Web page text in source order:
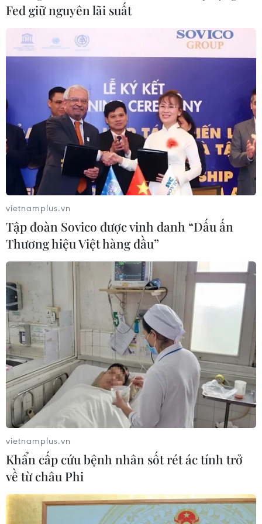
Fed giữ nguyên lãi suất
vietnamplus.vn
Tập đoàn Sovico được vinh danh “Dấu ấn
Thương hiệu Việt hàng đầu”
vietnamplus.vn
Khẩn cấp cứu bệnh nhân sốt rét ác tính trở
về từ châu Phi